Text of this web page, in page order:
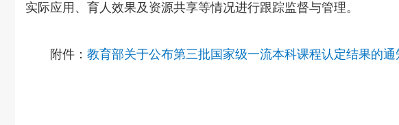
实际应用、育人效果及资源共享等情况进行跟踪监督与管理。
附件： 教育部关于公布第三批国家级一流本科课程认定结果的通